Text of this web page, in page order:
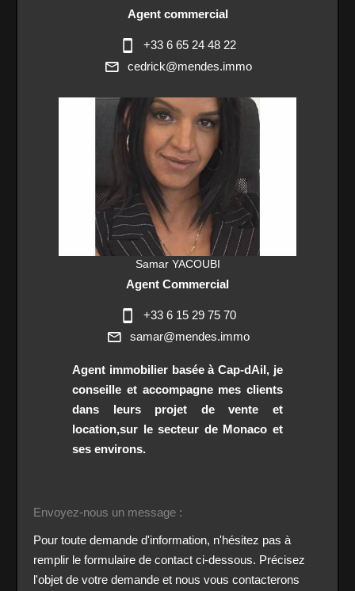
Agent commercial
+33 6 65 24 48 22
cedrick@mendes.immo
Samar YACOUBI
Agent Commercial
+33 6 15 29 75 70
samar@mendes.immo
Agent immobilier basée à Cap-dAil, je
conseille et accompagne mes clients
dans leurs projet de vente et
location,sur le secteur de Monaco et
ses environs.
Envoyez-nous un message :
Pour toute demande d'information, n'hésitez pas à
remplir le formulaire de contact ci-dessous. Précisez
l'objet de votre demande et nous vous contacterons